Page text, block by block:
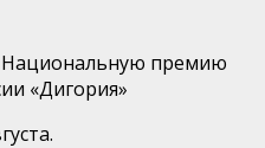
Национальную премию
«Дигория»